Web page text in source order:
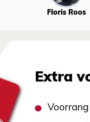
Floris Roos
Extra